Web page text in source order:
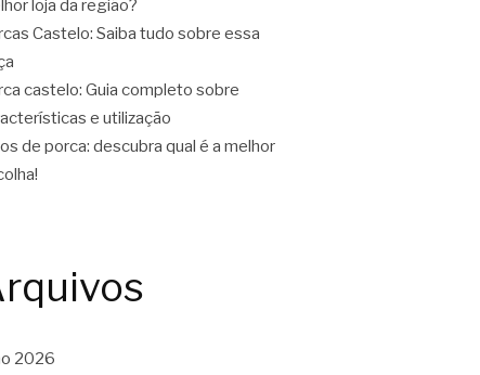
loja da região?
Castelo: Saiba tudo sobre essa
castelo: Guia completo sobre
e utilização
de porca: descubra qual é a melhor
2026